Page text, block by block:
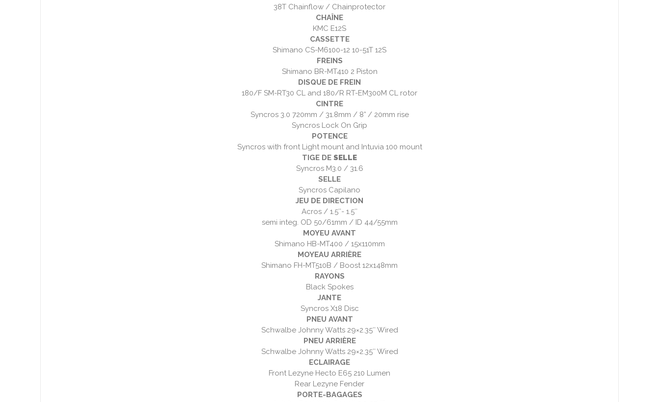
38T Chainflow / Chainprotector
CHAÎNE
KMC E12S
CASSETTE
Shimano CS-M6100-12 10-51T 12S
FREINS
Shimano BR-MT410 2 Piston
DISQUE DE FREIN
180/F SM-RT30 CL and 180/R RT-EM300M CL rotor
CINTRE
Syncros 3.0 720mm / 31.8mm / 8° / 20mm rise
Syncros Lock On Grip
POTENCE
Syncros with front Light mount and Intuvia 100 mount
TIGE DE SELLE
Syncros M3.0 / 31.6
SELLE
Syncros Capilano
JEU DE DIRECTION
Acros / 1.5″- 1.5″
semi integ. OD 50/61mm / ID 44/55mm
MOYEU AVANT
Shimano HB-MT400 / 15x110mm
MOYEAU ARRIÈRE
Shimano FH-MT510B / Boost 12x148mm
RAYONS
Black Spokes
JANTE
Syncros X18 Disc
PNEU AVANT
Schwalbe Johnny Watts 29×2.35″ Wired
PNEU ARRIÈRE
Schwalbe Johnny Watts 29×2.35″ Wired
ECLAIRAGE
Front Lezyne Hecto E65 210 Lumen
Rear Lezyne Fender
PORTE-BAGAGES